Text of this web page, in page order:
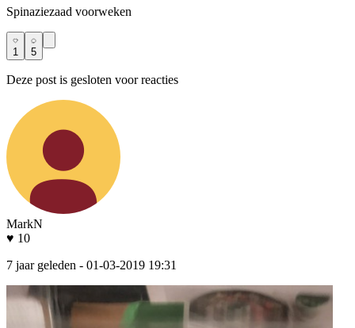
Spinaziezaad voorweken
1 5
Deze post is gesloten voor reacties
MarkN
♥ 10
7 jaar geleden - 01-03-2019 19:31